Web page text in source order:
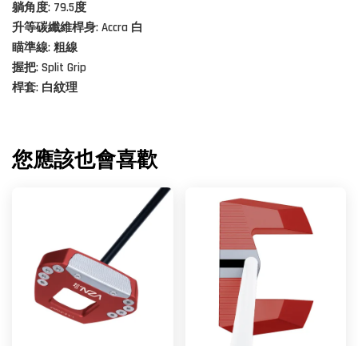
躺角度: 79.5度
升等碳纖維桿身: Accra 白
瞄準線: 粗線
握把: Split Grip
桿套: 白紋理
您應該也會喜歡